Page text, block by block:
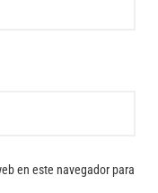
en este navegador para